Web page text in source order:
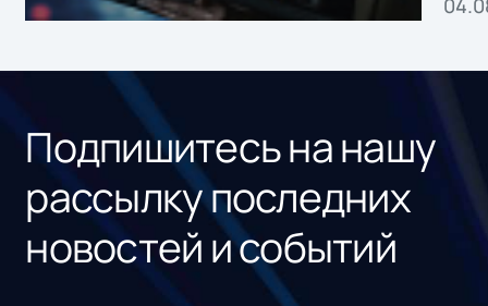
Подпишитесь на нашу
рассылку последних
новостей и событий